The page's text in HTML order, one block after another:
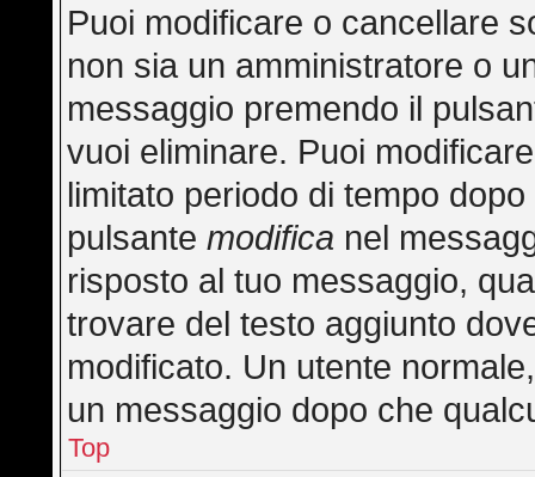
Puoi modificare o cancellare
non sia un amministratore o
messaggio premendo il
vuoi eliminare. Puoi
limitato periodo di tempo
pulsantemodifica nel
risposto al tuo messaggio,
trovare del testo aggiunto
modificato. Un utente
un messaggio dopo che
Top